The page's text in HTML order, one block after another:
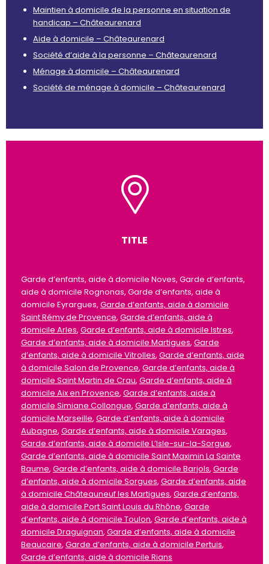
Maintien à domicile de la personne en situation de
handicap – Châteaurenard
Aide à domicile – Châteaurenard
Société d’aide à la personne – Châteaurenard
Ménage à domicile – Châteaurenard
Société de ménage à domicile – Châteaurenard
TITLE
Garde d’enfants, aide à domicile Noves, Garde d’enfants,
aide à domicile Rognonas, Garde d’enfants, aide à
domicile Eyrargues, Garde d’enfants, aide à domicile
Saint Rémy de Provence, Garde d’enfants, aide à
domicile Arles, Garde d’enfants, aide à domicile Istres,
Garde d’enfants, aide à domicile Martigues, Garde
d’enfants, aide à domicile Vitrolles, Garde d’enfants, aide
à domicile Salon de Provence, Garde d’enfants, aide à
domicile Saint Martin de Crau, Garde d’enfants, aide à
domicile Aix en Provence, Garde d’enfants, aide à
domicile Simiane Collongue, Garde d’enfants, aide à
domicile Marseille, Garde d’enfants, aide à domicile
Aubagne, Garde d’enfants, aide à domicile Varages,
Garde d’enfants, aide à domicile L’Isle-sur-la-Sorgue,
Garde d’enfants, aide à domicile Saint Maximin La Sainte
Baume, Garde d’enfants, aide à domicile Barjols, Garde
d’enfants, aide à domicile Sorgues, Garde d’enfants, aide
à domicile Châteauneuf les Martigues, Garde d’enfants,
aide à domicile Port Saint Louis du Rhône, Garde
d’enfants, aide à domicile Toulon, Garde d’enfants, aide à
domicile Draguignan, Garde d’enfants, aide à domicile
Beaucaire, Garde d’enfants, aide à domicile Pertuis,
Garde d’enfants, aide à domicile Rians